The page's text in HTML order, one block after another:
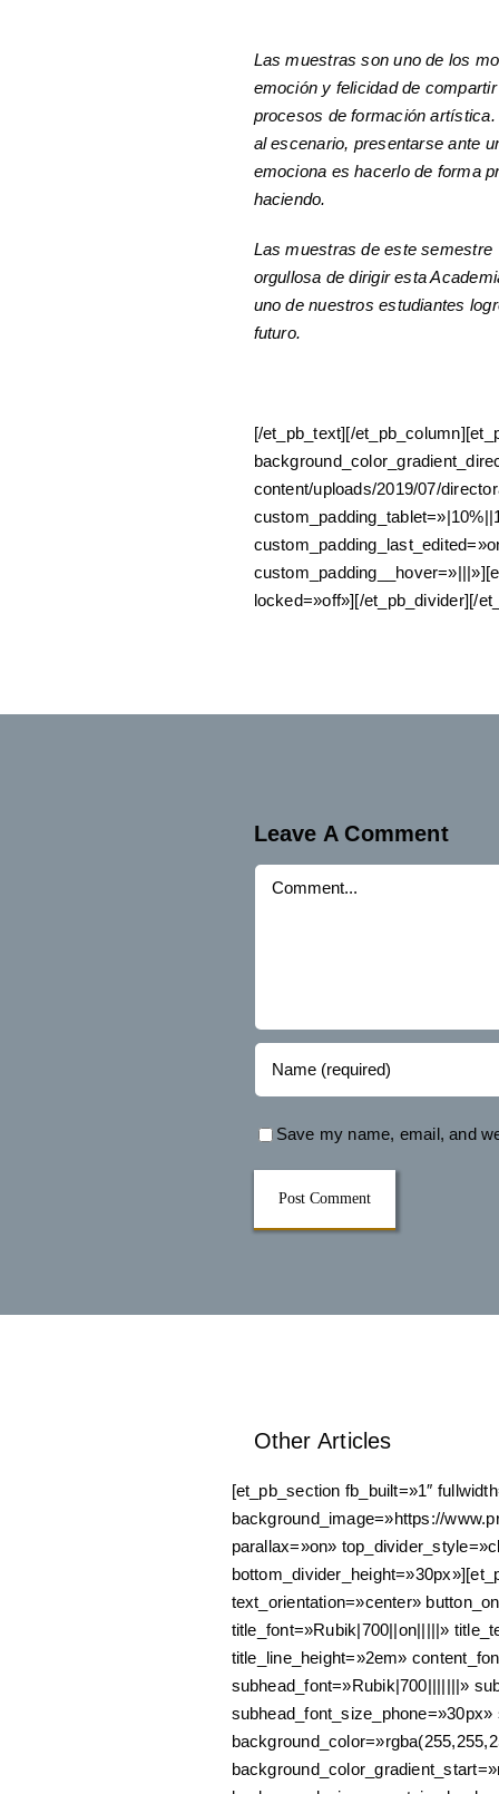
Las muestras son uno de los
emoción y felicidad de
procesos de formación
al escenario, presentarse ante
emociona es hacerlo de forma
haciendo.
Las muestras de este
orgullosa de dirigir esta
uno de nuestros estudiantes
futuro.
[/et_pb_text][/
content/uploads/2019/07/
locked=»off»][/et_pb_divider][/
Leave A Comment
Save my name, email, and
Other Articles
[et_pb_section fb_built=»1″
background_image=»https://
parallax=»on»
text_orientation=»center»
title_font=»Rubik|700||on|||||»
title_line_height=»2em»
subhead_font=»Rubik|700|||||||»